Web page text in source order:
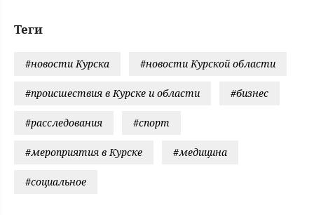
Теги
#новости Курска #новости Курской области
#происшествия в Курске и области #бизнес
#расследования #спорт
#мероприятия в Курске #медицина
#социальное